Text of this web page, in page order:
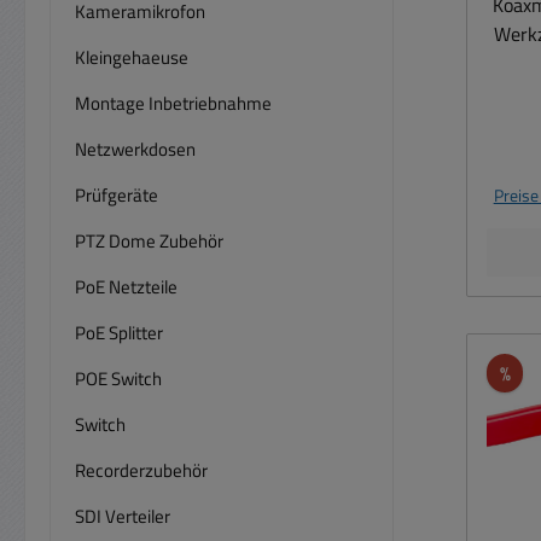
Kameramikrofon
Kleingehaeuse
Montage Inbetriebnahme
Netzwerkdosen
Prüfgeräte
PTZ Dome Zubehör
PoE Netzteile
PoE Splitter
POE Switch
Switch
Recorderzubehör
SDI Verteiler
IEV,
58,
%